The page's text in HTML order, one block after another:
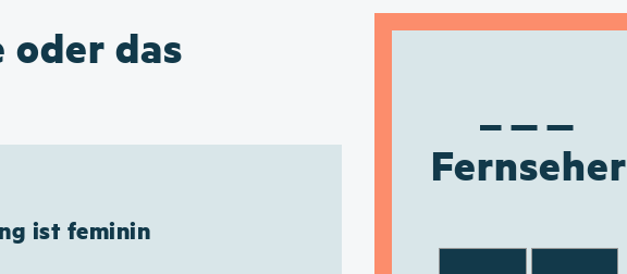
oder das
ist feminin
Fernseher